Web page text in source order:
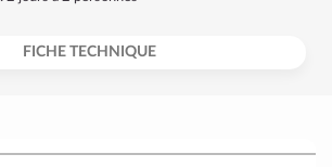
FICHE TECHNIQUE